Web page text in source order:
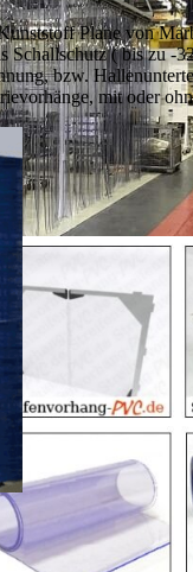
Plane von
( bis zu
bzw.
mit oder